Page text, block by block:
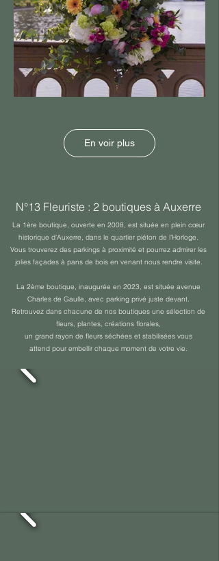
En voir plus
N°13 Fleuriste : 2 boutiques à Auxerre
La 1ère boutique, ouverte en 2008, est située en plein cœur
historique d’Auxerre, dans le quartier piéton de l'Horloge.
Vous trouverez des parkings à proximité et pourrez admirer les
jolies façades à pans de bois en venant nous rendre visite.
La 2ème boutique, inaugurée en 2023, est située avenue
Charles de Gaulle, avec parking privé juste devant.
Retrouvez dans chacune de nos boutiques une sélection de
fleurs, plantes, créations florales,
un grand rayon de fleurs séchées et stabilisées vous
attend pour embellir chaque moment de votre vie.